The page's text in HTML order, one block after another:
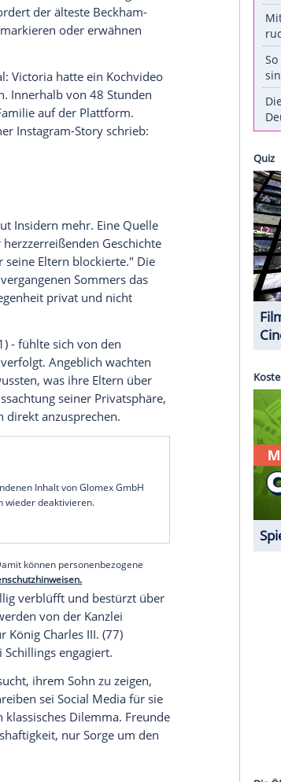
zu: Brooklyn Beckham hat seinen
zukommen lassen. Darin
die jeweiligen Rechtsbeistände
zu einem ausgewachsenen Zerwürfnis
Eltern David (50) und Victoria
Medienberichten ein Schreiben seiner
Kommunikation soll künftig
fordert der älteste Beckham-
Medien markieren oder erwähnen
fast banal: Victoria hatte ein Kochvideo
versehen. Innerhalb von 48 Stunden
Familie auf der Plattform.
er in einer Instagram-Story schrieb:
steckt laut Insidern mehr. Eine Quelle
dieser herzzerreißenden Geschichte
als er seine Eltern blockierte." Die
des vergangenen Sommers das
die Angelegenheit privat und nicht
Peltz (31) - fühlte sich von den
demnach verfolgt. Angeblich wachten
nicht wussten, was ihre Eltern über
es als Missachtung seiner Privatsphäre,
anstatt ihn direkt anzusprechen.